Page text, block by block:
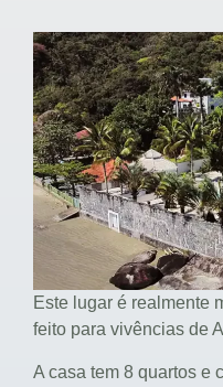
Este lugar é realmente
feito para vivências de
A casa tem 8 quartos e